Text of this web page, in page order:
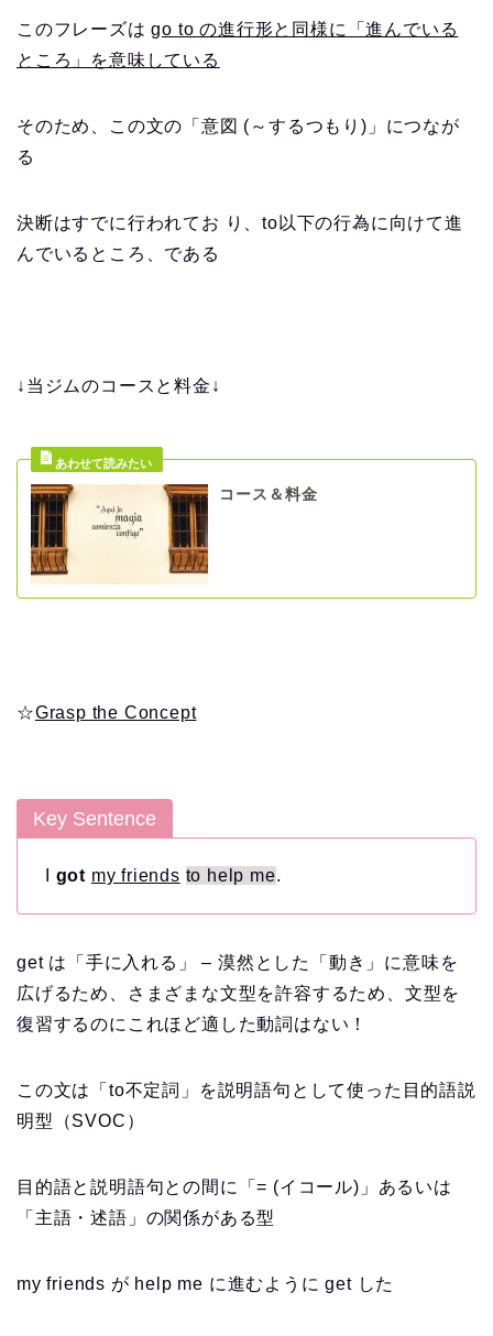
このフレーズはgo to の進行形と同様に「進んでいる
ところ」を意味している
そのため、この文の「意図 (～するつもり)」につなが
る
決断はすでに行われてお り、to以下の行為に向けて進
んでいるところ、である
↓当ジムのコースと料金↓
コース＆料金
☆Grasp the Concept
Key Sentence
got my friends to help me.
get は「手に入れる」 – 漠然とした「動き」に意味を
広げるため、さまざまな文型を許容するため、文型を
復習するのにこれほど適した動詞はない！
この文は「to不定詞」を説明語句として使った目的語説
明型（SVOC）
目的語と説明語句との間に「= (イコール)」あるいは
「主語・述語」の関係がある型
my friends が help me に進むように get した